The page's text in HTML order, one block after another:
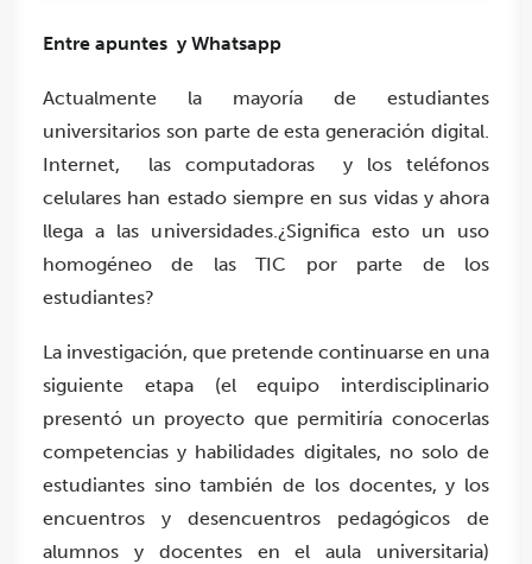
Entre apuntes y Whatsapp
Actualmente la mayoría de estudiantes
universitarios son parte de esta generación digital.
Internet, las computadoras y los teléfonos
celulares han estado siempre en sus vidas y ahora
llega a las universidades.¿Significa esto un uso
homogéneo de las TIC por parte de los
estudiantes?
La investigación, que pretende continuarse en una
siguiente etapa (el equipo interdisciplinario
presentó un proyecto que permitiría conocerlas
competencias y habilidades digitales, no solo de
estudiantes sino también de los docentes, y los
encuentros y desencuentros pedagógicos de
alumnos y docentes en el aula universitaria)